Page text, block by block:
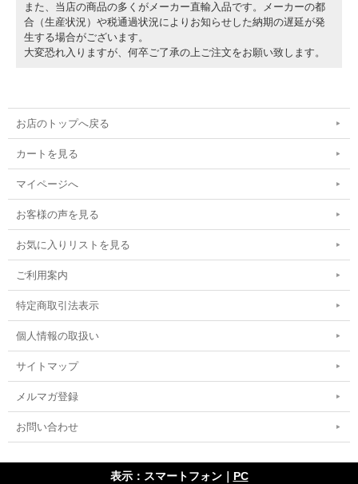
また、当店の商品の多くがメーカー直輸入品です。メーカーの都
合（生産状況）や税通過状況によりお知らせした納期の遅延が発
生する場合がございます。
大変恐れ入りますが、何卒ご了承の上ご注文をお願い致します。
お店のトップへ戻る
カートを見る
マイページへ
お客様の声を見る
お気に入りリストを見る
ご利用案内
特定商取引法表示
個人情報の取扱い
サイトマップ
メルマガ登録
お問い合わせ
表示：スマートフォン｜ PC